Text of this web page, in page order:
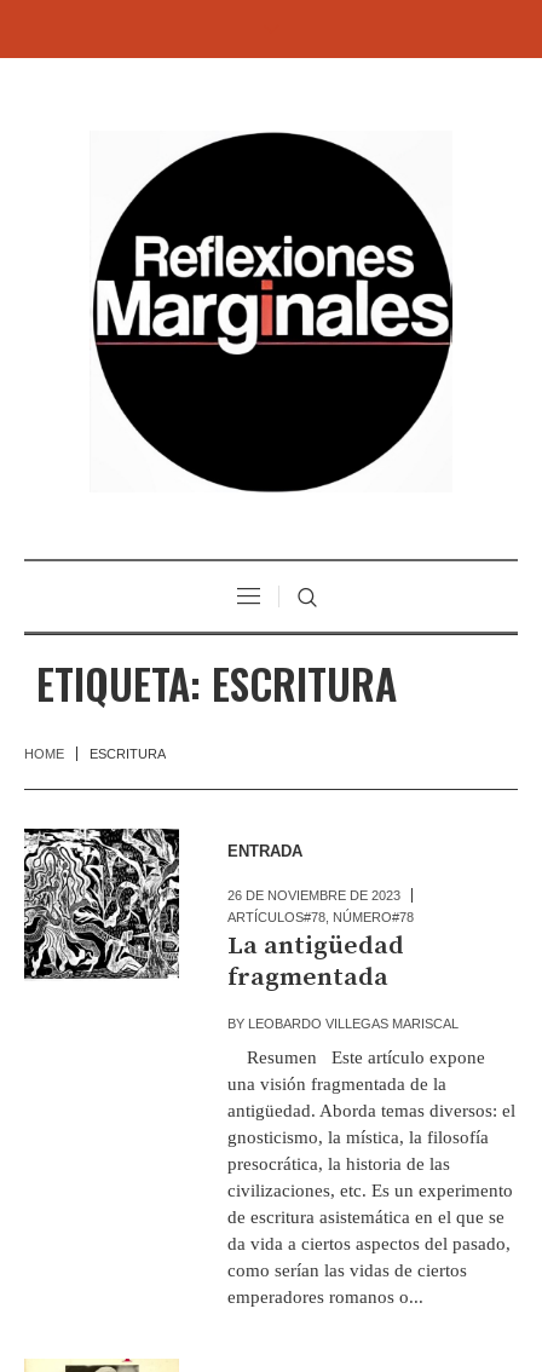
ETIQUETA: ESCRITURA
HOME ESCRITURA
ENTRADA
26 DE NOVIEMBRE DE 2023
ARTÍCULOS#78 NÚMERO#78
La antigüedad
fragmentada
BY LEOBARDO VILLEGAS MARISCAL
Resumen Este artículo expone
una visión fragmentada de la
antigüedad. Aborda temas diversos: el
gnosticismo, la mística, la filosofía
presocrática, la historia de las
civilizaciones, etc. Es un experimento
de escritura asistemática en el que se
da vida a ciertos aspectos del pasado,
como serían las vidas de ciertos
emperadores romanos o...